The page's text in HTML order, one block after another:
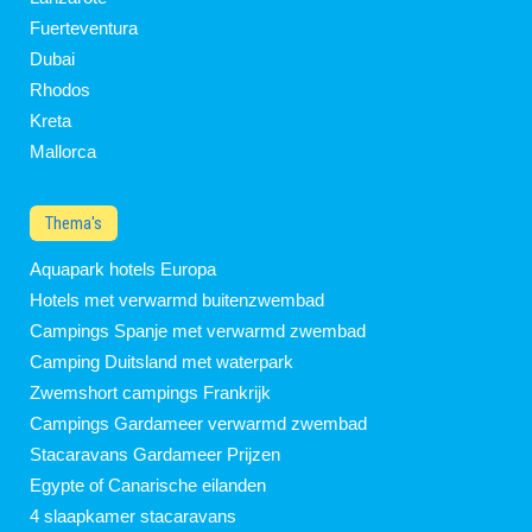
Fuerteventura
Dubai
Rhodos
Kreta
Mallorca
Thema's
Aquapark hotels Europa
Hotels met verwarmd buitenzwembad
Campings Spanje met verwarmd zwembad
Camping Duitsland met waterpark
Zwemshort campings Frankrijk
Campings Gardameer verwarmd zwembad
Stacaravans Gardameer Prijzen
Egypte of Canarische eilanden
4 slaapkamer stacaravans